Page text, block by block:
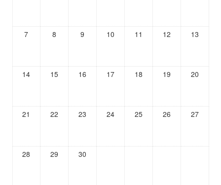
7 8 9 10 11 12 13
14 15 16 17 18 19 20
21 22 23 24 25 26 27
28 29 30